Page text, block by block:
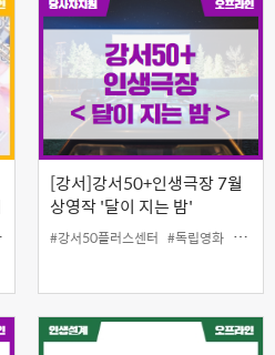
#인생설계 #일활동지원
[강서]강서50+인생극장 7월
상영작 '달이 지는 밤'
#강서50플러스센터 #독립영화 #인생